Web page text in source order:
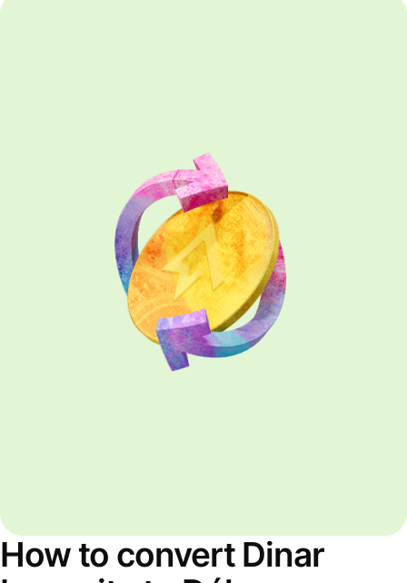
How to convert Dinar